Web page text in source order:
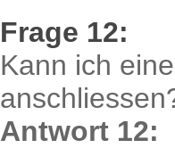
Frage 12:
Kann ich
Antwort 12: